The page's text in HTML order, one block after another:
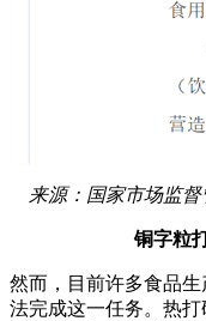
来源：国家市场监
铜字粒
然而，目前许多食品
法完成这一任务。热